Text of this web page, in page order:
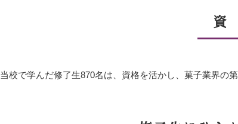
資
当校で学んだ修了生870名は、資格を活かし、 菓子業界の